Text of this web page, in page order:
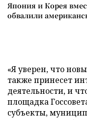
Япония и Корея
обвалили
«Я уверен, что
также принесет
деятельности, и
площадка
субъекты,